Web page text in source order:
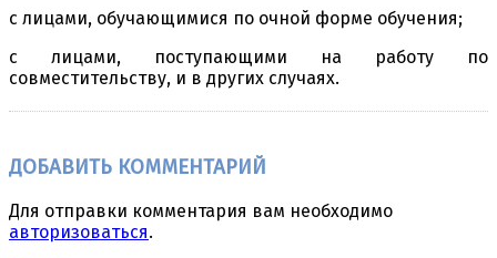
с лицами, обучающимися по очной форме обучения;
с лицами, поступающими на работу по
совместительству, и в других случаях.
ДОБАВИТЬ КОММЕНТАРИЙ
Для отправки комментария вам необходимо
авторизоваться.